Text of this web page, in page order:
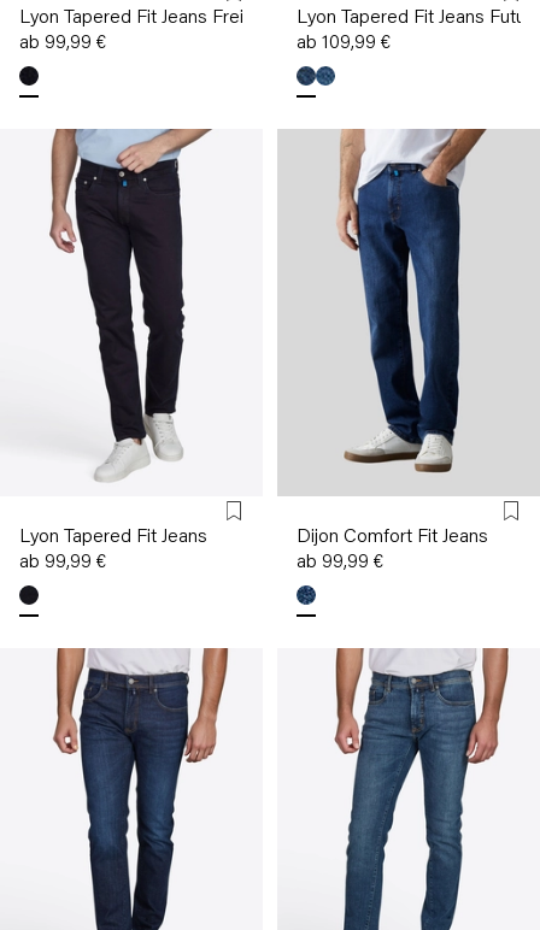
Lyon Tapered Fit Jeans Freizeit-Look
ab 99,99 €
Lyon Tapered Fit Jeans
ab 109,99 €
Lyon Tapered Fit Jeans
ab 99,99 €
Dijon Comfort Fit Jeans
ab 99,99 €